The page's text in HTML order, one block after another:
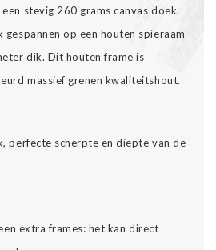
stevig 260 grams canvas doek.
op een houten spieraam
dik. Dit houten frame is
massief grenen kwaliteitshout.
perfecte scherpte en diepte van de
extra frames: het kan direct